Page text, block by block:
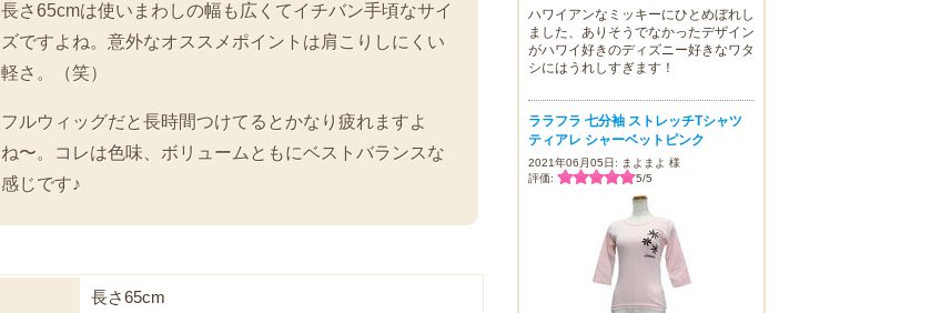
長さ65cmは使いまわしの幅も広くてイチバン手頃なサイ
ズですよね。意外なオススメポイントは肩こりしにくい
軽さ。（笑）
フルウィッグだと長時間つけてるとかなり疲れますよ
ね〜。コレは色味、ボリュームともにベストバランスな
感じです♪
長さ65cm
ハワイアンなミッキーにひとめぼれし
ました、ありそうでなかったデザイン
がハワイ好きのディズニー好きなワタ
シにはうれしすぎます！
ララフラ 七分袖 ストレッチTシャツ
ティアレ シャーベットピンク
2021年06月05日: まよまよ 様
評価:
5/5